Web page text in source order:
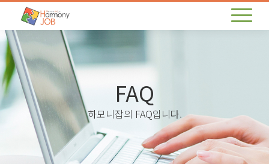
FAQ
하모니잡의 FAQ입니다.